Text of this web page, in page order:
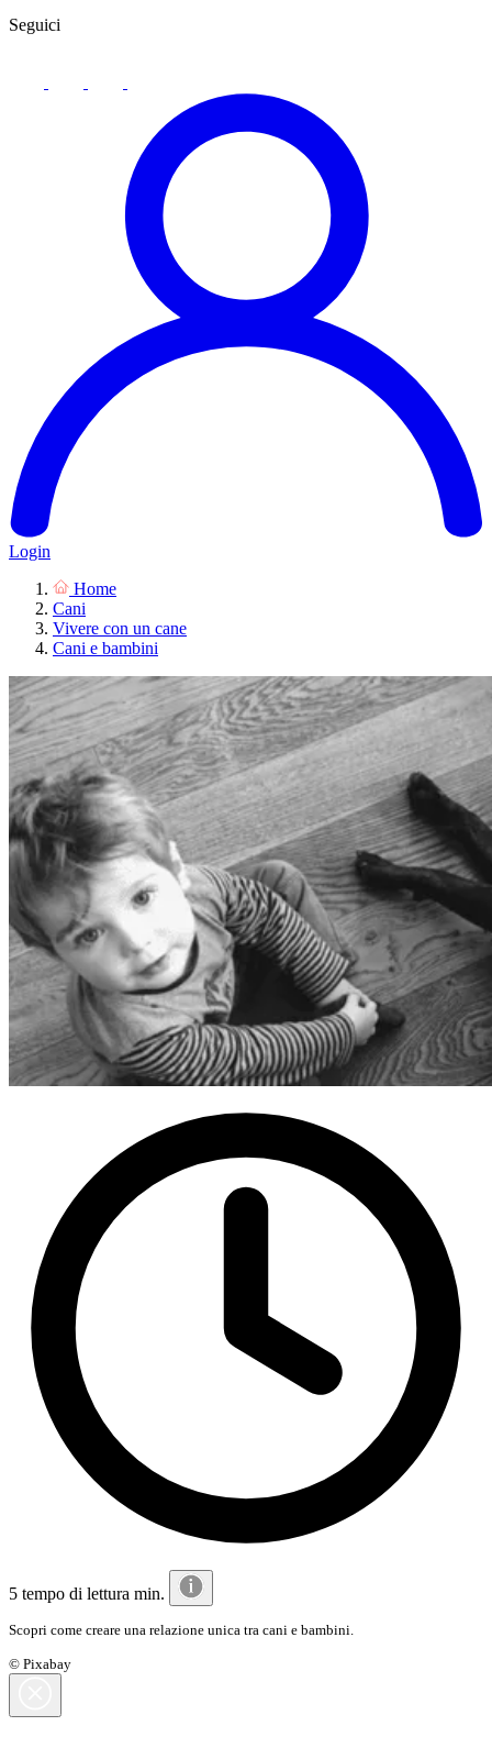
Seguici
Login
Home
Cani
Vivere con un cane
Cani e bambini
5 tempo di lettura min.
Scopri come creare una relazione unica tra cani e bambini.
© Pixabay